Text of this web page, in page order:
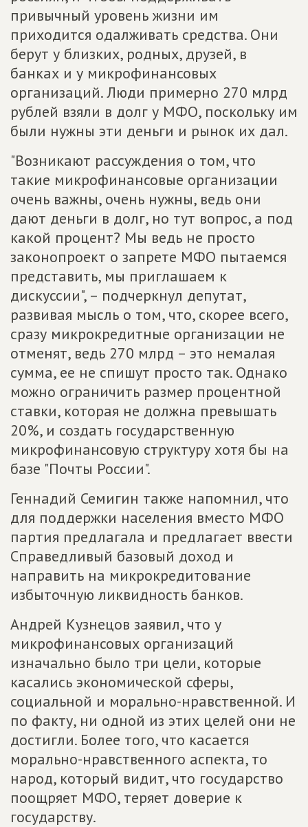
привычный уровень жизни им
приходится одалживать средства. Они
берут у близких, родных, друзей, в
банках и у микрофинансовых
организаций. Люди примерно 270 млрд
рублей взяли в долг у МФО, поскольку им
были нужны эти деньги и рынок их дал.
"Возникают рассуждения о том, что
такие микрофинансовые организации
очень важны, очень нужны, ведь они
дают деньги в долг, но тут вопрос, а под
какой процент? Мы ведь не просто
законопроект о запрете МФО пытаемся
представить, мы приглашаем к
дискуссии", – подчеркнул депутат,
развивая мысль о том, что, скорее всего,
сразу микрокредитные организации не
отменят, ведь 270 млрд – это немалая
сумма, ее не спишут просто так. Однако
можно ограничить размер процентной
ставки, которая не должна превышать
20%, и создать государственную
микрофинансовую структуру хотя бы на
базе "Почты России".
Геннадий Семигин также напомнил, что
для поддержки населения вместо МФО
партия предлагала и предлагает ввести
Справедливый базовый доход и
направить на микрокредитование
избыточную ликвидность банков.
Андрей Кузнецов заявил, что у
микрофинансовых организаций
изначально было три цели, которые
касались экономической сферы,
социальной и морально-нравственной. И
по факту, ни одной из этих целей они не
достигли. Более того, что касается
морально-нравственного аспекта, то
народ, который видит, что государство
поощряет МФО, теряет доверие к
государству.